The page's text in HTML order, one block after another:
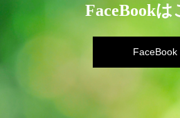
FaceBookは
FaceBook